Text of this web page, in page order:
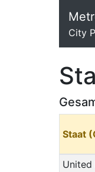
City
Staat
United